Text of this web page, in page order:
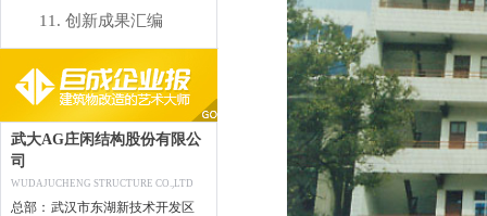
11. 创新成果汇编
武大AG庄闲结构股份有限公
司
WUDAJUCHENG STRUCTURE CO.,LTD
总部： 武汉市东湖新技术开发区